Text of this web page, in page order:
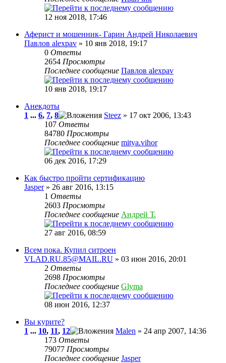
12 ноя 2018, 17:46
Аферист и мошенник- Гарин Андрей Николаевич
Павлов alexpav » 10 янв 2018, 19:17
0 Ответы
2654 Просмотры
Последнее сообщение Павлов alexpav
10 янв 2018, 19:17
Анекдоты
1 ... 6, 7, 8 Steez » 17 окт 2006, 13:43
107 Ответы
84780 Просмотры
Последнее сообщение mitya.vihor
06 дек 2016, 17:29
Как быстро пройти сертификацию
Jasper» 26 авг 2016, 13:15
1 Ответы
2603 Просмотры
Последнее сообщение Андрей Т.
27 авг 2016, 08:59
Всем пока. Купил ситроен
VLAD.RU.85@MAIL.RU » 03 июн 2016, 20:01
2 Ответы
2698 Просмотры
Последнее сообщение Glyma
08 июн 2016, 12:37
Вы курите?
1 ... 10, 11, 12 Malen » 24 апр 2007, 14:36
173 Ответы
79077 Просмотры
Последнее сообщение Jasper